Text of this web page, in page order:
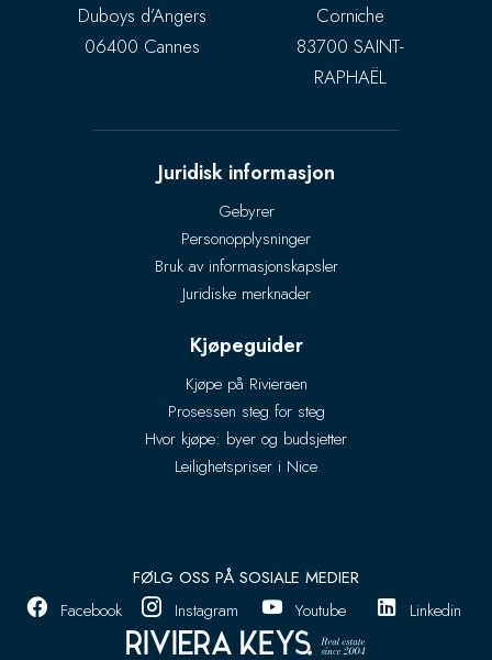
Duboys d’Angers
06400 Cannes
Corniche
83700 SAINT-
RAPHAËL
Juridisk informasjon
Gebyrer
Personopplysninger
Bruk av informasjonskapsler
Juridiske merknader
Kjøpeguider
Kjøpe på Rivieraen
Prosessen steg for steg
Hvor kjøpe: byer og budsjetter
Leilighetspriser i Nice
FØLG OSS PÅ SOSIALE MEDIER
Facebook
Instagram Youtube Linkedin